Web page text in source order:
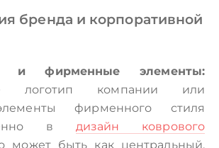
бренда и корпоративной
и фирменные элементы:
логотип компании или
фирменного стиля
в дизайн коврового
может быть как центральный,